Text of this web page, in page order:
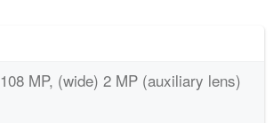
108 MP, (wide) 2 MP (auxiliary lens)